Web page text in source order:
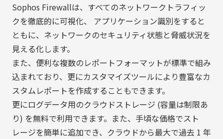
Sophos Firewallは、すべてのネットワークトラフィッ
クを徹底的に可視化、 アプリケーション識別をすると
ともに、ネットワークのセキュリティ状態と脅威状況を
見える化します。
また、便利な複数のレポートフォーマットが標準で組み
込まれており、更にカスタマイズツールにより豊富なカ
スタムレポートを作成することもできます。
更にログデータ用のクラウドストレージ (容量は制限あ
り) を無料で利用できます。また、手頃な価格でスト
レージを簡単に追加でき、クラウドから最大で過去 1 年